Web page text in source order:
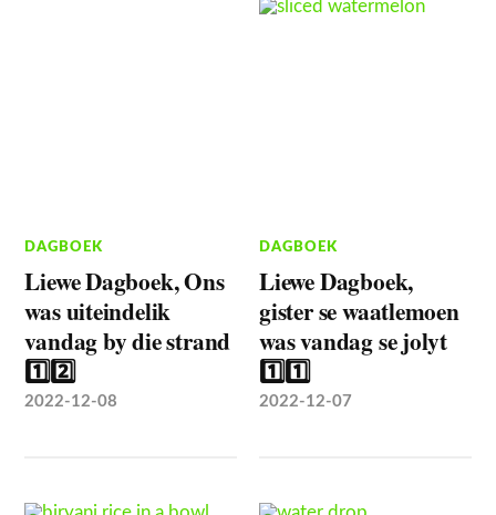
DAGBOEK
Liewe Dagboek, Ons
was uiteindelik
vandag by die strand
1️⃣2️⃣
2022-12-08
DAGBOEK
Liewe Dagboek,
gister se waatlemoen
was vandag se jolyt
1️⃣1️⃣
2022-12-07